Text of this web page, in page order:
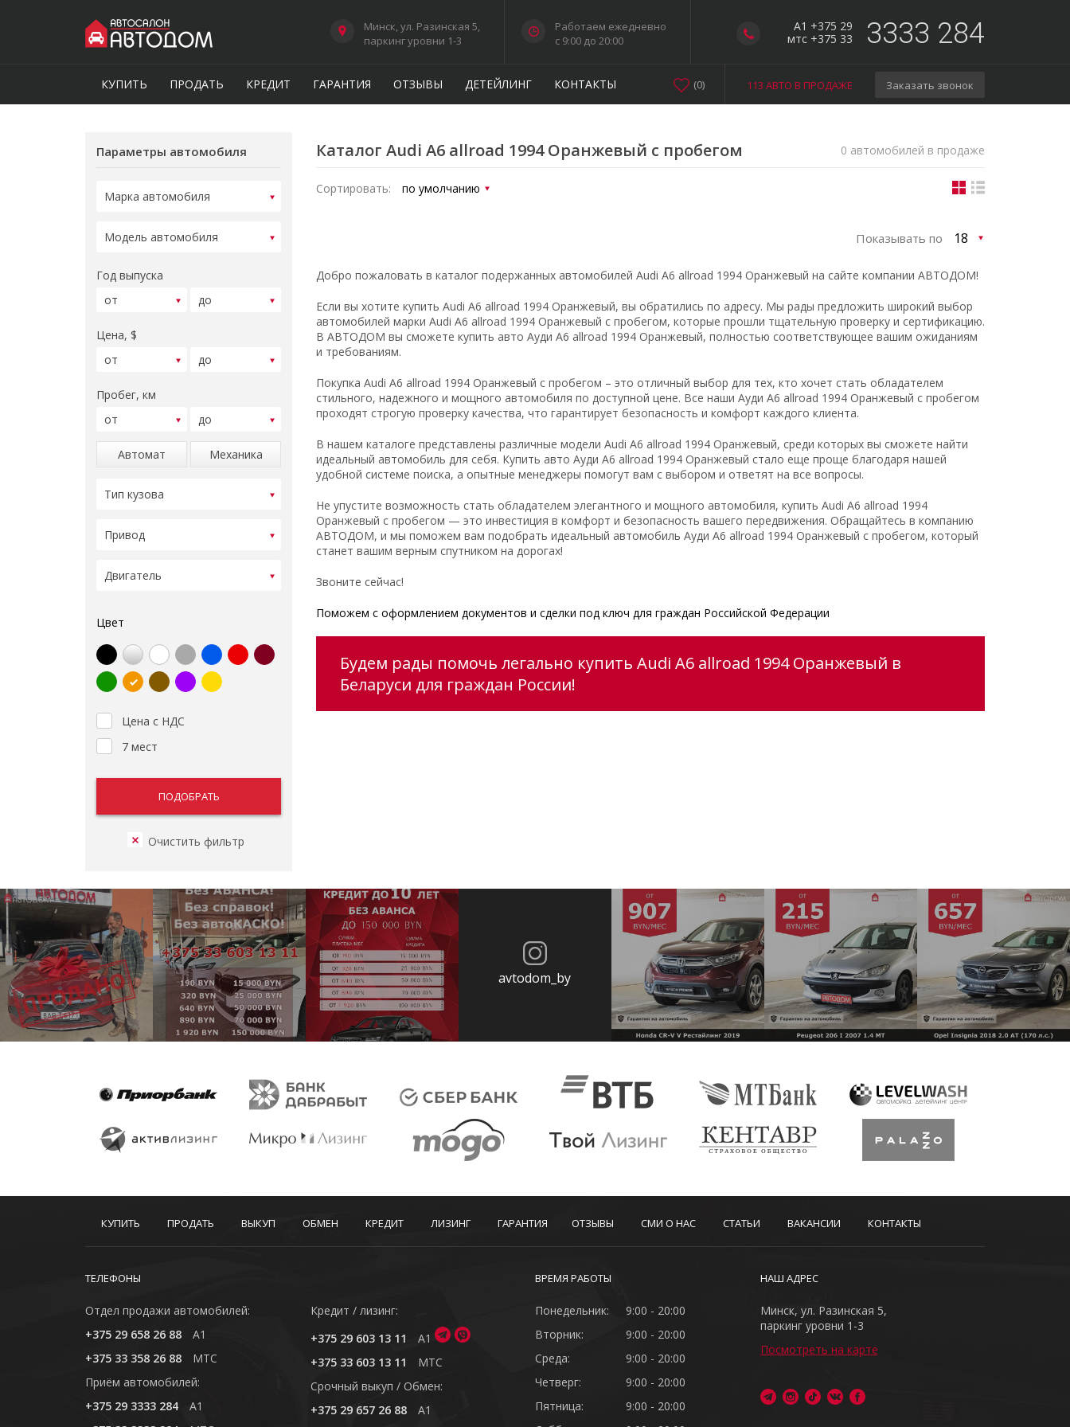
A1 +375 29
мтс +375 33
3333 284
Минск, ул. Разинская 5,
паркинг уровни 1-3
Работаем ежедневно
c 9:00 до 20:00
КУПИТЬ ПРОДАТЬ КРЕДИТ ГАРАНТИЯ ОТЗЫВЫ ДЕТЕЙЛИНГ КОНТАКТЫ 113 АВТО В ПРОДАЖЕ Заказать звонок
(0)
Параметры автомобиля
Год выпуска
Цена, $
Пробег, км
Автомат Механика
Цвет
Цена с НДС
7 мест
Каталог Audi A6 allroad 1994 Оранжевый с пробегом 0 автомобилей в продаже
Сортировать:
Показывать по
Добро пожаловать в каталог подержанных автомобилей Audi A6 allroad 1994 Оранжевый на сайте компании АВТОДОМ!
Если вы хотите купить Audi A6 allroad 1994 Оранжевый, вы обратились по адресу. Мы рады предложить широкий выбор
автомобилей марки Audi A6 allroad 1994 Оранжевый с пробегом, которые прошли тщательную проверку и сертификацию.
В АВТОДОМ вы сможете купить авто Ауди A6 allroad 1994 Оранжевый, полностью соответствующее вашим ожиданиям
и требованиям.
Покупка Audi A6 allroad 1994 Оранжевый с пробегом – это отличный выбор для тех, кто хочет стать обладателем
стильного, надежного и мощного автомобиля по доступной цене. Все наши Ауди A6 allroad 1994 Оранжевый с пробегом
проходят строгую проверку качества, что гарантирует безопасность и комфорт каждого клиента.
В нашем каталоге представлены различные модели Audi A6 allroad 1994 Оранжевый, среди которых вы сможете найти
идеальный автомобиль для себя. Купить авто Ауди A6 allroad 1994 Оранжевый стало еще проще благодаря нашей
удобной системе поиска, а опытные менеджеры помогут вам с выбором и ответят на все вопросы.
Не упустите возможность стать обладателем элегантного и мощного автомобиля, купить Audi A6 allroad 1994
Оранжевый с пробегом — это инвестиция в комфорт и безопасность вашего передвижения. Обращайтесь в компанию
АВТОДОМ, и мы поможем вам подобрать идеальный автомобиль Ауди A6 allroad 1994 Оранжевый с пробегом, который
станет вашим верным спутником на дорогах!
Звоните сейчас!
Поможем с оформлением документов и сделки под ключ для граждан Российской Федерации
Будем рады помочь легально купить Audi A6 allroad 1994 Оранжевый в
Беларуси для граждан России!
avtodom_by
КУПИТЬ ПРОДАТЬ ВЫКУП ОБМЕН КРЕДИТ ЛИЗИНГ ГАРАНТИЯ ОТЗЫВЫ СМИ О НАС СТАТЬИ ВАКАНСИИ КОНТАКТЫ
ТЕЛЕФОНЫ
Отдел продажи автомобилей:
+375 29 658 26 88
A1
+375 33 358 26 88
MTC
Приём автомобилей:
+375 29 3333 284
A1
Кредит / лизинг:
+375 29 603 13 11
A1
+375 33 603 13 11
MTC
Cрочный выкуп / Обмен:
+375 29 657 26 88
A1
ВРЕМЯ РАБОТЫ
Понедельник:
9:00 - 20:00
Вторник:
9:00 - 20:00
Среда:
9:00 - 20:00
Четверг:
9:00 - 20:00
Пятница:
9:00 - 20:00
НАШ АДРЕС
Минск, ул. Разинская 5,
паркинг уровни 1-3
Посмотреть на карте